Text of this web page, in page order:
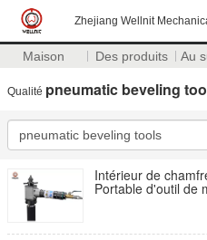
Zhejiang Wellnit
Maison Des produits Au
Qualité pneumatic beveling
Intérieur de
Portable d'outil de